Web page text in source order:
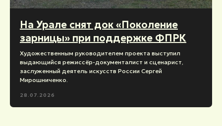
На Урале снят док «Поколение
зарницы» при поддержке ФПРК
Художественным руководителем проекта выступил
выдающийся режиссёр-документалист и сценарист,
заслуженный деятель искусств России Сергей
Мирошниченко.
28.07.2026